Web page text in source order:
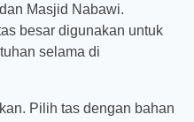
Masjid Nabawi.
besar digunakan untuk
selama di
Pilih tas dengan bahan